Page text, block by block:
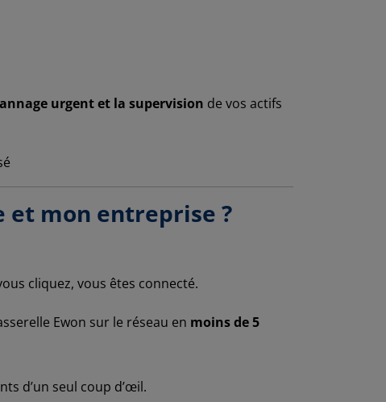
urgent et la supervision de vos actifs
et mon entreprise ?
cliquez, vous êtes connecté.
Ewon sur le réseau en moins de 5
d’un seul coup d’œil.